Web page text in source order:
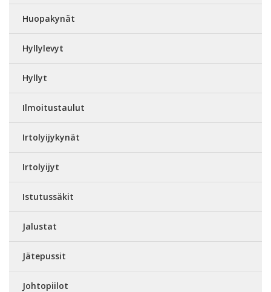
Huopakynät
Hyllylevyt
Hyllyt
Ilmoitustaulut
Irtolyijykynät
Irtolyijyt
Istutussäkit
Jalustat
Jätepussit
Johtopiilot